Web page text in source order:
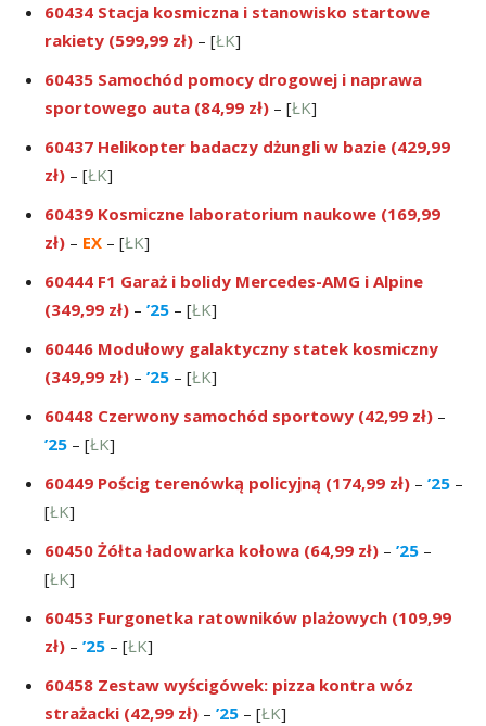
60434 Stacja kosmiczna i stanowisko startowe
rakiety (599,99 zł) – [ŁK]
60435 Samochód pomocy drogowej i naprawa
sportowego auta (84,99 zł) – [ŁK]
60437 Helikopter badaczy dżungli w bazie (429,99
zł) – [ŁK]
60439 Kosmiczne laboratorium naukowe (169,99
zł) – EX – [ŁK]
60444 F1 Garaż i bolidy Mercedes-AMG i Alpine
(349,99 zł) – ’25 – [ŁK]
60446 Modułowy galaktyczny statek kosmiczny
(349,99 zł) – ’25 – [ŁK]
60448 Czerwony samochód sportowy (42,99 zł) –
’25 – [ŁK]
60449 Pościg terenówką policyjną (174,99 zł) – ’25 –
[ŁK]
60450 Żółta ładowarka kołowa (64,99 zł) – ’25 –
[ŁK]
60453 Furgonetka ratowników plażowych (109,99
zł) – ’25 – [ŁK]
60458 Zestaw wyścigówek: pizza kontra wóz
strażacki (42,99 zł) – ’25 – [ŁK]